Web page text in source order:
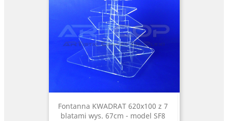
Fontanna KWADRAT 620x100 z 7
blatami wys. 67cm - model SF8